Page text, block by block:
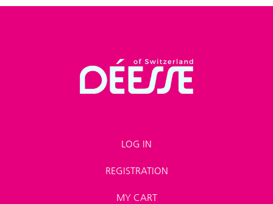
LOG IN
REGISTRATION
MY CART